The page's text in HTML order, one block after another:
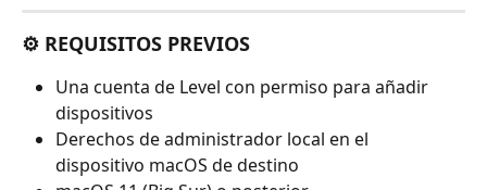
⚙️ REQUISITOS PREVIOS
Una cuenta de Level con permiso para añadir
dispositivos
Derechos de administrador local en el
dispositivo macOS de destino